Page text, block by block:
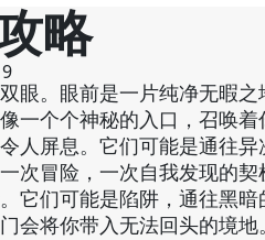
略
眼。眼前是一片纯净无暇
一个个神秘的入口，召唤着
人屏息。它们可能是通往
次冒险，一次自我发现的契
它们可能是陷阱，通往黑
会将你带入无法回头的境地。